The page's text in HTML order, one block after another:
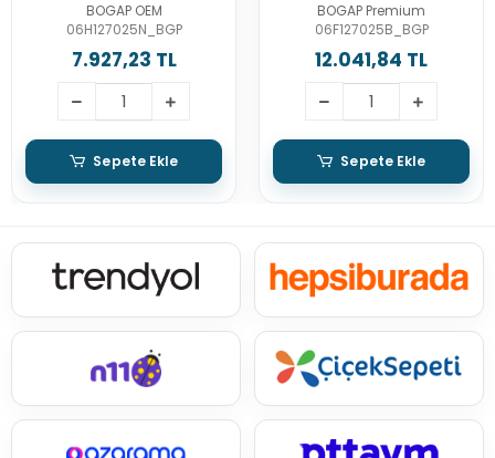
BOGAP OEM
06H127025N_BGP
7.927,23 TL
Sepete Ekle
BOGAP Premium
06F127025B_BGP
12.041,84 TL
Sepete Ekle